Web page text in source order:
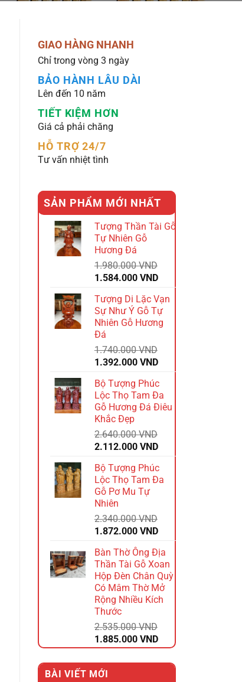
GIAO HÀNG NHANH
Chỉ trong vòng 3 ngày
BẢO HÀNH LÂU DÀI
Lên đến 10 năm
TIẾT KIỆM HƠN
Giá cả phải chăng
HỖ TRỢ 24/7
Tư vấn nhiệt tình
SẢN PHẨM MỚI NHẤT
Tượng Thần Tài Gỗ
Tự Nhiên Gỗ
Hương Đá
1.980.000VND
Giá
là:
1.980.000 VND.
1.584.000 VNDGiá
hiện
tại
là:
1.584.000 VND.
Tượng Di Lặc Vạn
Sự Như Ý Gỗ Tự
Nhiên Gỗ Hương
Đá
1.740.000VND
Giá
là:
1.740.000 VND.
1.392.000 VNDGiá
hiện
tại
là:
1.392.000 VND.
Bộ Tượng Phúc
Lộc Thọ Tam Đa
Gỗ Hương Đá Điêu
Khắc Đẹp
2.640.000VND
Giá
là:
2.640.000 VND.
2.112.000 VNDGiá
hiện
tại
là:
Bộ Tượng Phúc
Lộc Thọ Tam Đa
Gỗ Pơ Mu Tự
Nhiên
2.340.000VND
Giá
là:
2.340.000 VND.
1.872.000 VNDGiá
hiện
tại
là:
1.872.000 VND.
Bàn Thờ Ông Địa
Thần Tài Gỗ Xoan
Hộp Đèn Chân Quỳ
Có Mâm Thờ Mở
Rộng Nhiều Kích
Thước
2.535.000VND
Giá
gốc
là:
2.535.000 VND.
1.885.000 VNDGiá
hiện
tại
BÀI VIẾT MỚI